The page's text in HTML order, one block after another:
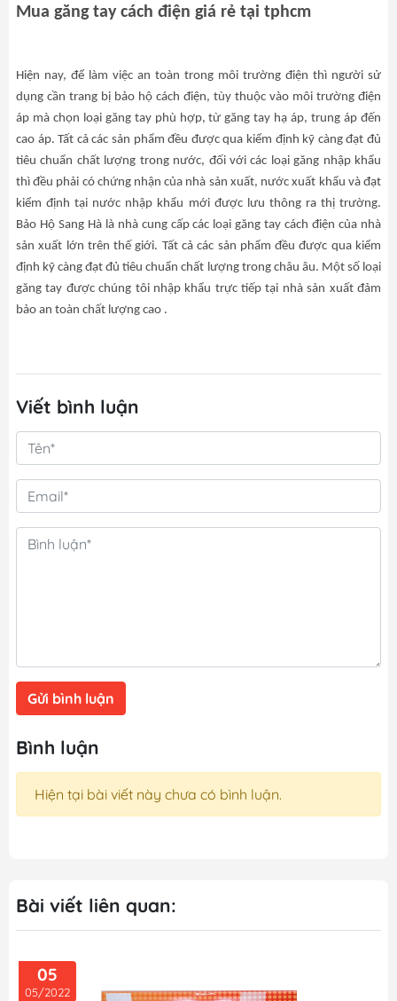
Mua găng tay cách điện giá rẻ tại tphcm
Hiện nay, để làm việc an toàn trong môi trường điện thì người sử
dụng cần trang bị bảo hộ cách điện, tùy thuộc vào môi trường điện
áp mà chọn loại găng tay phù hợp, từ găng tay hạ áp, trung áp đến
cao áp. Tất cả các sản phẩm đều được qua kiểm định kỹ càng đạt đủ
tiêu chuẩn chất lượng trong nước, đối với các loại găng nhập khẩu
thì đều phải có chứng nhận của nhà sản xuất, nước xuất khẩu và đạt
kiểm định tại nước nhập khẩu mới được lưu thông ra thị trường.
Bảo Hộ Sang Hà là nhà cung cấp các loại găng tay cách điện của nhà
sản xuất lớn trên thế giới. Tất cả các sản phẩm đều được qua kiểm
định kỹ càng đạt đủ tiêu chuẩn chất lượng trong châu âu. Một số loại
găng tay được chúng tôi nhập khẩu trực tiếp tại nhà sản xuất đảm
bảo an toàn chất lượng cao .
Viết bình luận
Gửi bình luận
Bình luận
Hiện tại bài viết này chưa có bình luận.
Bài viết liên quan:
05
05/2022